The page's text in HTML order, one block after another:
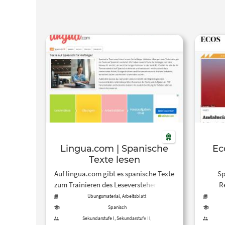
Lingua.com | Spanische
Texte lesen
Auf lingua.com gibt es spanische Texte
zum Trainieren des Leseverstehens. Mit
interaktiven Übungen zum
Selbstlernen sowie Texten und
Aufgaben als PDF.
Übungsmaterial, Arbeitsblatt
Spanisch
Sekundarstufe I, Sekundarstufe II,